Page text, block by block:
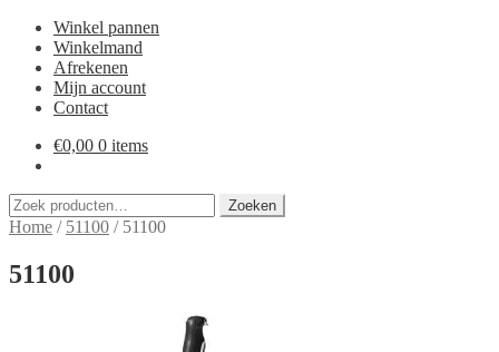
Winkel pannen
Winkelmand
Afrekenen
Mijn account
Contact
€0,00 0 items
Zoeken
naar:
Zoeken
Home / 51100 / 51100
51100